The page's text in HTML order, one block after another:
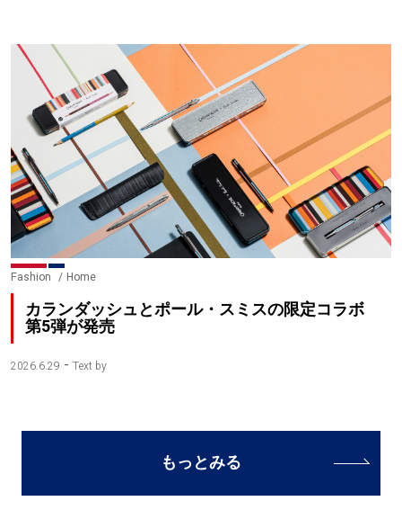
Fashion Home
カランダッシュとポール・スミスの限定コラボ
第5弾が発売
2026.6.29 - Text by
もっとみる